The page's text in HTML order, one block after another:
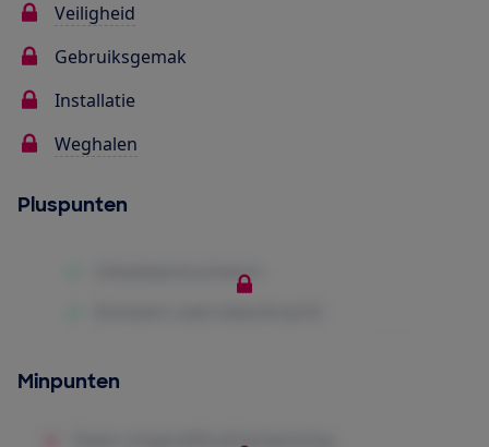
Veiligheid
Gebruiksgemak
Installatie
Weghalen
Pluspunten
Minpunten